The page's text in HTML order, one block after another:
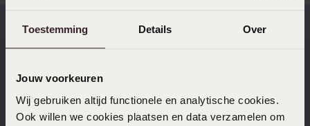
Toestemming Details Over
Jouw voorkeuren
Wij gebruiken altijd functionele en analytische cookies.
Ook willen we cookies plaatsen en data verzamelen om